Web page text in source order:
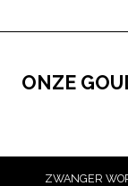
ONZE
ZWANGER